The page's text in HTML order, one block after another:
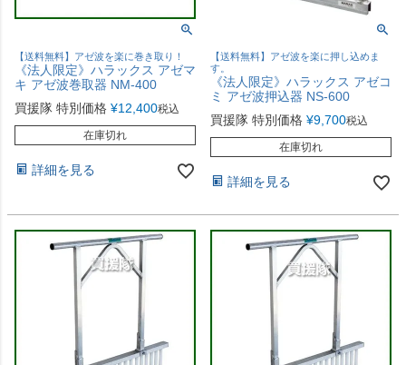
【送料無料】アゼ波を楽に巻き取り！
《法人限定》ハラックス アゼマ
キ アゼ波巻取器 NM-400
買援隊 特別価格 ¥12,400税込
在庫切れ
詳細を見る
【送料無料】アゼ波を楽に押し込めま
す。
《法人限定》ハラックス アゼコ
ミ アゼ波押込器 NS-600
買援隊 特別価格 ¥9,700税込
在庫切れ
詳細を見る